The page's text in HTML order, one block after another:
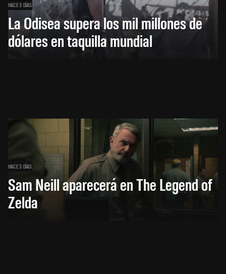
HACE 3 DÍAS
La Odisea supera los mil millones de
dólares en taquilla mundial
HACE 3 DÍAS
Sam Neill aparecerá en The Legend of
Zelda